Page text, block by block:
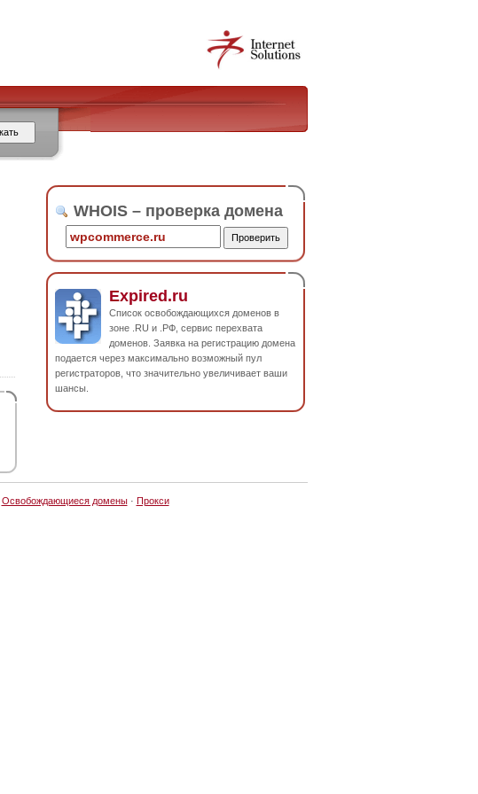
WHOIS – проверка домена
Expired.ru
Список освобождающихся доменов в
зоне .RU и .РФ, сервис перехвата
доменов. Заявка на регистрацию домена
подается через максимально возможный пул
регистраторов, что значительно увеличивает ваши
шансы.
Освобождающиеся домены· Прокси